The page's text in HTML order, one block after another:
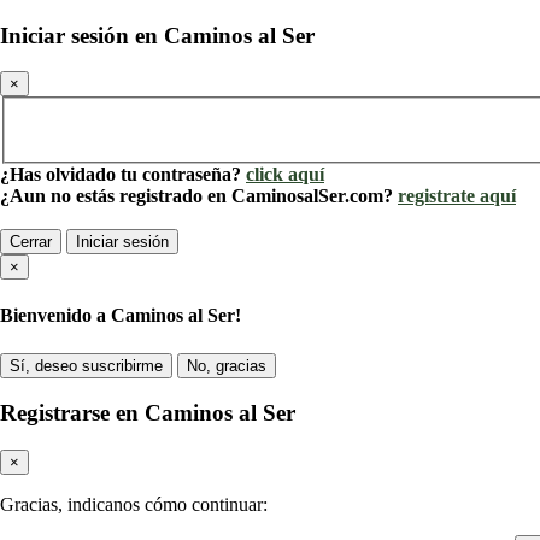
Iniciar sesión en Caminos al Ser
×
¿Has olvidado tu contraseña? click aquí
¿Aun no estás registrado en CaminosalSer.com? registrate aquí
Cerrar
Iniciar sesión
×
Bienvenido a Caminos al Ser!
Sí, deseo suscribirme No, gracias
Registrarse en Caminos al Ser
×
Gracias, indicanos cómo continuar: